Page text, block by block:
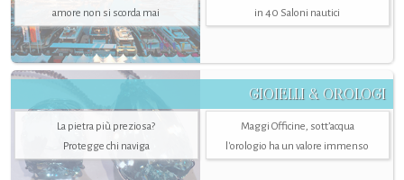
amore non si scorda mai
in 40 Saloni nautici
GIOIELLI & OROLOGI
La pietra più preziosa?
Protegge chi naviga
Maggi Officine, sott’acqua
l'orologio ha un valore immenso